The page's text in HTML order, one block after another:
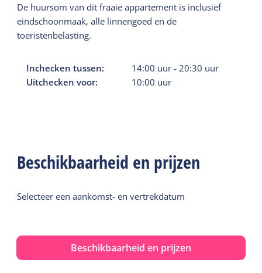
De huursom van dit fraaie appartement is inclusief
eindschoonmaak, alle linnengoed en de
toeristenbelasting.
Inchecken tussen: 14:00 uur - 20:30 uur
Uitchecken voor:
10:00 uur
Beschikbaarheid en prijzen
Selecteer een aankomst- en vertrekdatum
Beschikbaarheid en prijzen